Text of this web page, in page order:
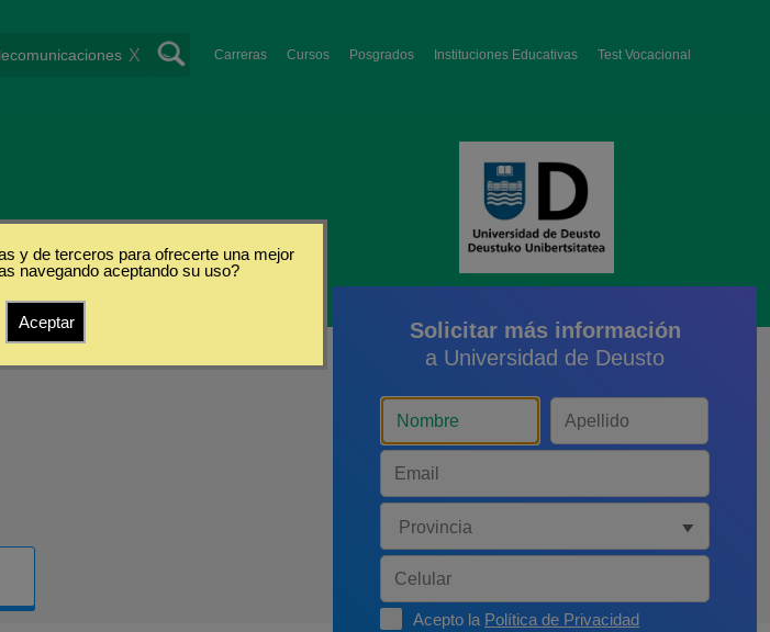
Carreras Cursos Posgrados Instituciones Educativas Test Vocacional
X
Solicitar más información
a Universidad de Deusto
Acepto la Política de Privacidad
y de terceros para ofrecerte una mejor
navegando aceptando su uso?
Aceptar